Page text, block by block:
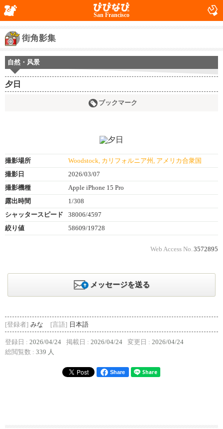
San Francisco
街角影集
自然・风景
夕日
ブックマーク
撮影場所
Woodstock, カリフォルニア州, アメリカ合衆国
撮影日
2026/03/07
撮影機種
Apple iPhone 15 Pro
露出時間
1/308
シャッタースピード
38006/4597
絞り値
58609/19728
Web Access No. 3572895
メッセージを送る
[登録者] みな [言語] 日本語
登録日 : 2026/04/24 掲載日 : 2026/04/24 変更日 : 2026/04/24
総閲覧数 : 339 人
Share